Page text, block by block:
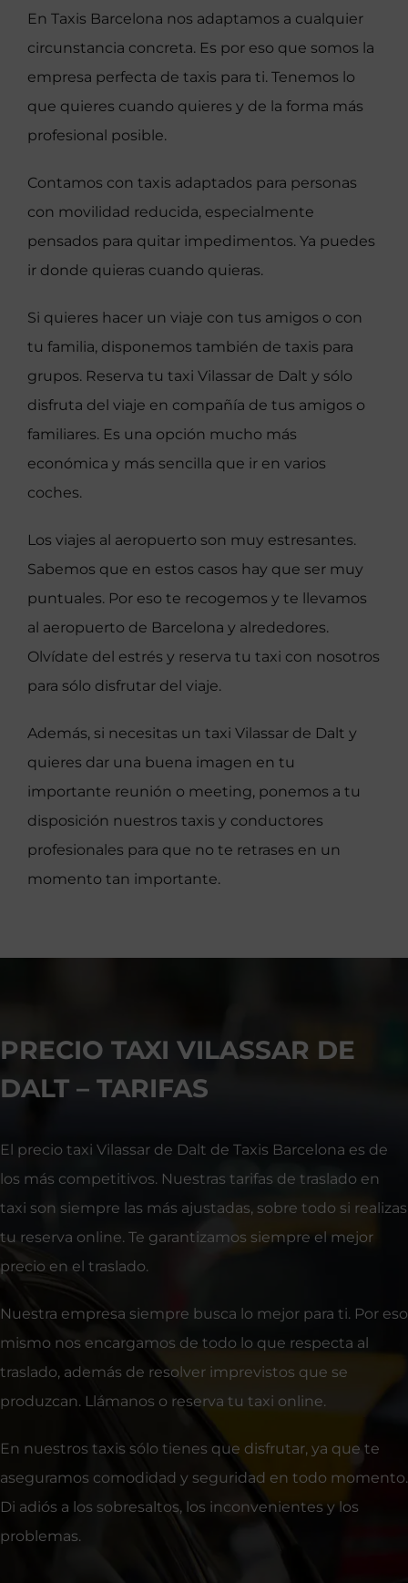
En Taxis Barcelona nos adaptamos a cualquier
circunstancia concreta. Es por eso que somos la
empresa perfecta de taxis para ti. Tenemos lo
que quieres cuando quieres y de la forma más
profesional posible.
Contamos con taxis adaptados para personas
con movilidad reducida, especialmente
pensados para quitar impedimentos. Ya puedes
ir donde quieras cuando quieras.
Si quieres hacer un viaje con tus amigos o con
tu familia, disponemos también de taxis para
grupos. Reserva tu taxi Vilassar de Dalt y sólo
disfruta del viaje en compañía de tus amigos o
familiares. Es una opción mucho más
económica y más sencilla que ir en varios
coches.
Los viajes al aeropuerto son muy estresantes.
Sabemos que en estos casos hay que ser muy
puntuales. Por eso te recogemos y te llevamos
al aeropuerto de Barcelona y alrededores.
Olvídate del estrés y reserva tu taxi con nosotros
para sólo disfrutar del viaje.
Además, si necesitas un taxi Vilassar de Dalt y
quieres dar una buena imagen en tu
importante reunión o meeting, ponemos a tu
disposición nuestros taxis y conductores
profesionales para que no te retrases en un
momento tan importante.
PRECIO TAXI VILASSAR DE
DALT – TARIFAS
El precio taxi Vilassar de Dalt de Taxis Barcelona es de
los más competitivos. Nuestras tarifas de traslado en
taxi son siempre las más ajustadas, sobre todo si realizas
tu reserva online. Te garantizamos siempre el mejor
precio en el traslado.
Nuestra empresa siempre busca lo mejor para ti. Por eso
mismo nos encargamos de todo lo que respecta al
traslado, además de resolver imprevistos que se
produzcan. Llámanos o reserva tu taxi online.
En nuestros taxis sólo tienes que disfrutar, ya que te
aseguramos comodidad y seguridad en todo momento.
Di adiós a los sobresaltos, los inconvenientes y los
problemas.